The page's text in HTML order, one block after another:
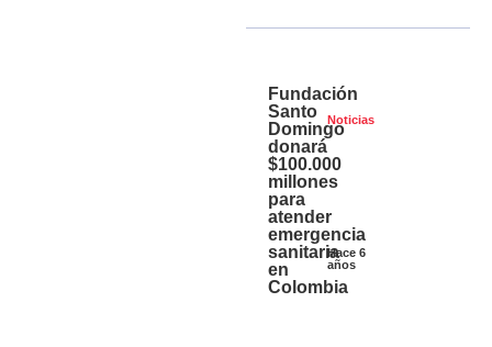
Noticias
Hace 6
años
Fundación
Santo
Domingo
donará
$100.000
millones
para
atender
emergencia
sanitaria
en
Colombia